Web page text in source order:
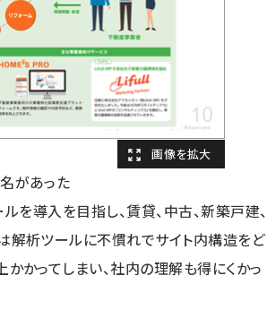
があった
導入を目指し、賃貸、中古、新築戸建、
解析ツールに不慣れでサイト内構造をど
かってしまい、社内の理解も得にくかっ